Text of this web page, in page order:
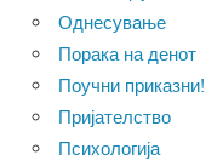
Однесување
Порака на денот
Поучни приказни!
Пријателство
Психологија